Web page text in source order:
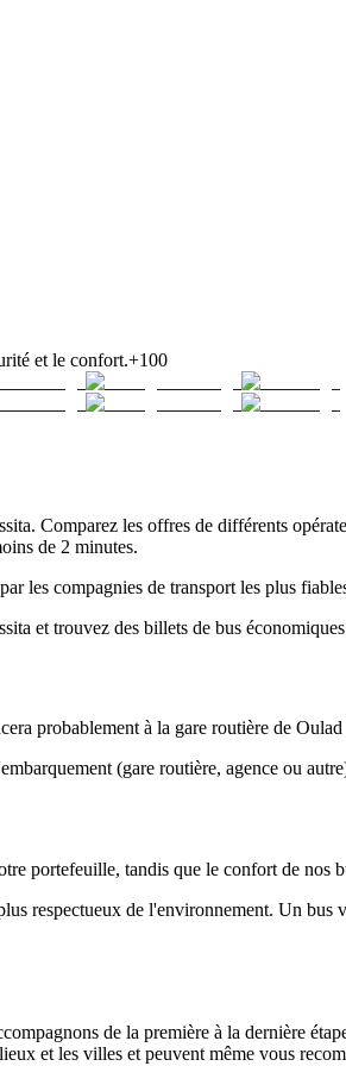
et le confort.+100
Comparez les offres de différents
de 2 minutes.
les compagnies de transport les plus
et trouvez des billets de bus
probablement à la gare routière de
(gare routière, agence ou
portefeuille, tandis que le confort de nos
respectueux de l'environnement. Un
de la première à la dernière
et les villes et peuvent même vous